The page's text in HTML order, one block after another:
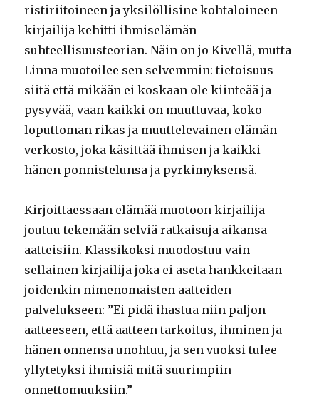
ristiriitoineen ja yksilöllisine kohtaloineen
kirjailija kehitti ihmiselämän
suhteellisuusteorian. Näin on jo Kivellä, mutta
Linna muotoilee sen selvemmin: tietoisuus
siitä että mikään ei koskaan ole kiinteää ja
pysyvää, vaan kaikki on muuttuvaa, koko
loputtoman rikas ja muuttelevainen elämän
verkosto, joka käsittää ihmisen ja kaikki
hänen ponnistelunsa ja pyrkimyksensä.
Kirjoittaessaan elämää muotoon kirjailija
joutuu tekemään selviä ratkaisuja aikansa
aatteisiin. Klassikoksi muodostuu vain
sellainen kirjailija joka ei aseta hankkeitaan
joidenkin nimenomaisten aatteiden
palvelukseen: ”Ei pidä ihastua niin paljon
aatteeseen, että aatteen tarkoitus, ihminen ja
hänen onnensa unohtuu, ja sen vuoksi tulee
yllytetyksi ihmisiä mitä suurimpiin
onnettomuuksiin.”